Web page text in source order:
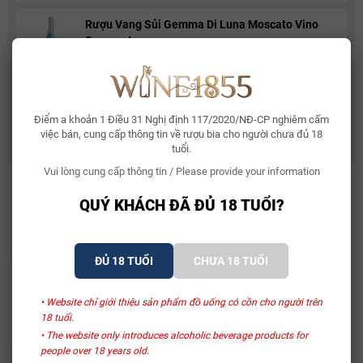
Điểm a khoản 1 Điều 31 Nghị định 117/2020/NĐ-CP nghiêm cấm
việc bán, cung cấp thông tin về rượu bia cho người chưa đủ 18
tuổi.
Vui lòng cung cấp thông tin / Please provide your information
QUÝ KHÁCH ĐÃ ĐỦ 18 TUỔI?
ĐỦ 18 TUỔI CHƯA 18 TUỔI
• Website chỉ giới thiệu sản phẩm đồ uống có cồn cho người trên
18 tuổi.
• The website only introduces alcoholic beverage products for
people over 18 years old.
Rượu Vang Sủi Gemma Di Luna Moscato Vino
Spumante
Rượu Vang Ý Terre Di Mario 17%
490.000₫ 632.500₫
SẢN PHẨM LIÊN QUAN
Terre More Ammiraglia
1.570.000₫
La Carminaia Vino Rosso
1.430.000₫